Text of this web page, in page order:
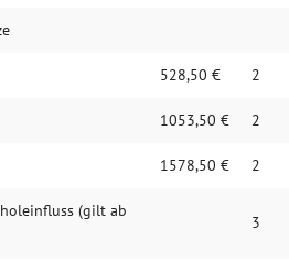
528,50 € 2
1053,50 € 2
1578,50 € 2
(gilt ab
3